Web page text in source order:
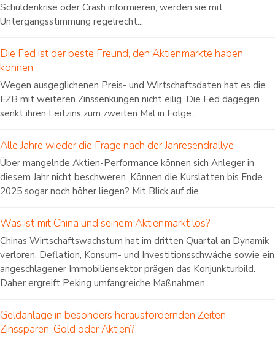
Schuldenkrise oder Crash informieren, werden sie mit
Untergangsstimmung regelrecht...
Die Fed ist der beste Freund, den Aktienmärkte haben
können
Wegen ausgeglichenen Preis- und Wirtschaftsdaten hat es die
EZB mit weiteren Zinssenkungen nicht eilig. Die Fed dagegen
senkt ihren Leitzins zum zweiten Mal in Folge...
Alle Jahre wieder die Frage nach der Jahresendrallye
Über mangelnde Aktien-Performance können sich Anleger in
diesem Jahr nicht beschweren. Können die Kurslatten bis Ende
2025 sogar noch höher liegen? Mit Blick auf die...
Was ist mit China und seinem Aktienmarkt los?
Chinas Wirtschaftswachstum hat im dritten Quartal an Dynamik
verloren. Deflation, Konsum- und Investitionsschwäche sowie ein
angeschlagener Immobiliensektor prägen das Konjunkturbild.
Daher ergreift Peking umfangreiche Maßnahmen,...
Geldanlage in besonders herausfordernden Zeiten –
Zinssparen, Gold oder Aktien?